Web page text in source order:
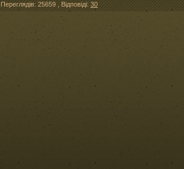
Переглядів: 25659 Відповіді: 30